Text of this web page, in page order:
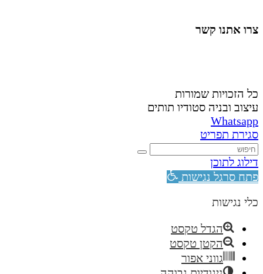
צרו אתנו קשר
כל הזכויות שמורות
עיצוב ובניה סטודיו תותים
Whatsapp
סגירת תפריט
דילוג לתוכן
פתח סרגל נגישות
כלי נגישות
הגדל טקסט
הקטן טקסט
גווני אפור